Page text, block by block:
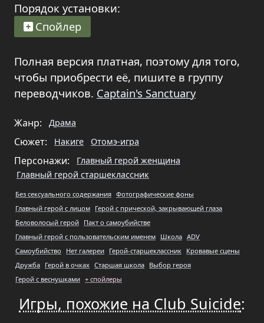
Порядок установки:
Спойлер
Полная версия платная, поэтому для того,
чтобы приобрести её, пишите в группу
переводчиков. Captain's Sanctuary
Жанр: Драма
Сюжет: Накиге Отомэ-игра
Персонажи:
Главный герой женщина
Главный герой старшеклассник
Без сексуального содержания Фотографические фоны
Главный герой с лицом Герой с прической, закрывающей глаза
Беловолосый герой Пакт о самоубийстве
Главный герой с пользовательским именем Школа ADV
Самоубийство Нет галереи Герой-старшеклассник Кровавые сцены
Дружба Герой в очках Старшая школа Выбор героя
Герой с веснушками + спойлеры
Игры, похожие на Club Suicide: